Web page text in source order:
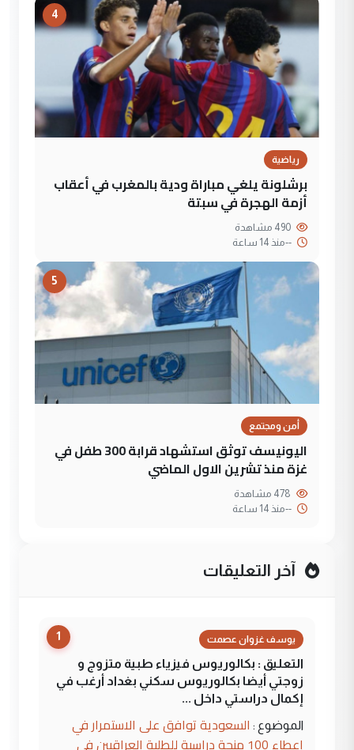
4
رياضية
برشلونة يلغي مباراة ودية بالمغرب في أعقاب
أزمة الهجرة في سبتة
--منذ 14 ساعة
5
أمن ومجتمع
اليونيسف توثق استشهاد قرابة 300 طفل في
غزة منذ تشرين الاول الماضي
--منذ 14 ساعة
آخر التعليقات
1 يوسف غزوان عصمت
التعليق : بكالوريوس فيزياء طبية متزوج و
زوجتي أيضا بكالوريوس سكني بغداد أرغب في
إكمال دراستي داخل ...
الموضوع : السعودية توافق على الاستمرار في
إعطاء 100 منحة دراسية للطلبة العراقيين في